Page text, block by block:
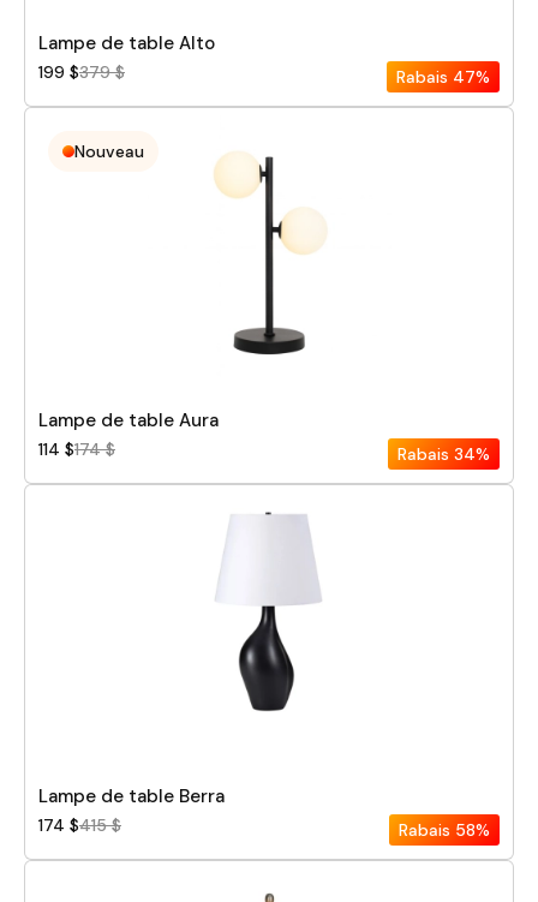
Lampe de table Alto
199 $379 $ Rabais 47%
Nouveau
Lampe de table Aura
114 $174 $ Rabais 34%
Lampe de table Berra
174 $415 $ Rabais 58%